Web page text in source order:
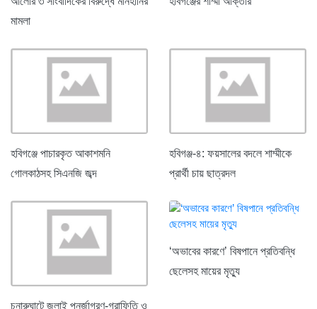
মামলা
হবিগঞ্জে পাচারকৃত আকাশমনি
গোলকাঠসহ সিএনজি জব্দ
হবিগঞ্জ-৪: ফয়সালের বদলে শাম্মীকে
প্রার্থী চায় ছাত্রদল
চুনারুঘাটে জুলাই পুনর্জাগরণ-গ্রাফিতি ও
‘অভাবের কারণে’ বিষপানে প্রতিবন্ধি
ছেলেসহ মায়ের মৃত্যু